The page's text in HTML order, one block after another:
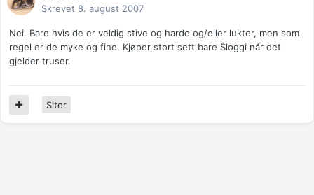
Skrevet 8. august 2007
Nei. Bare hvis de er veldig stive og harde og/eller lukter, men som
regel er de myke og fine. Kjøper stort sett bare Sloggi når det
gjelder truser.
Siter